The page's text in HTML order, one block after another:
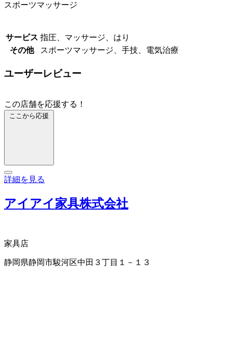
スポーツマッサージ
サービス 指圧、マッサージ、はり
その他
スポーツマッサージ、手技、電気治療
ユーザーレビュー
この店舗を応援する！
ここから応援
詳細を見る
アイアイ家具株式会社
家具店
静岡県静岡市駿河区中田３丁目１－１３